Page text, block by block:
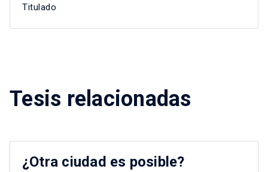
Titulado
Tesis relacionadas
¿Otra ciudad es posible?